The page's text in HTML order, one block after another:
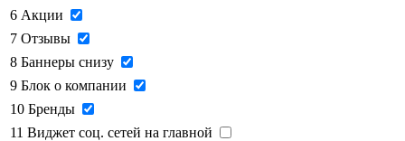
6 Акции
7 Отзывы
8 Баннеры снизу
9 Блок о компании
10 Бренды
11 Виджет соц. сетей на главной